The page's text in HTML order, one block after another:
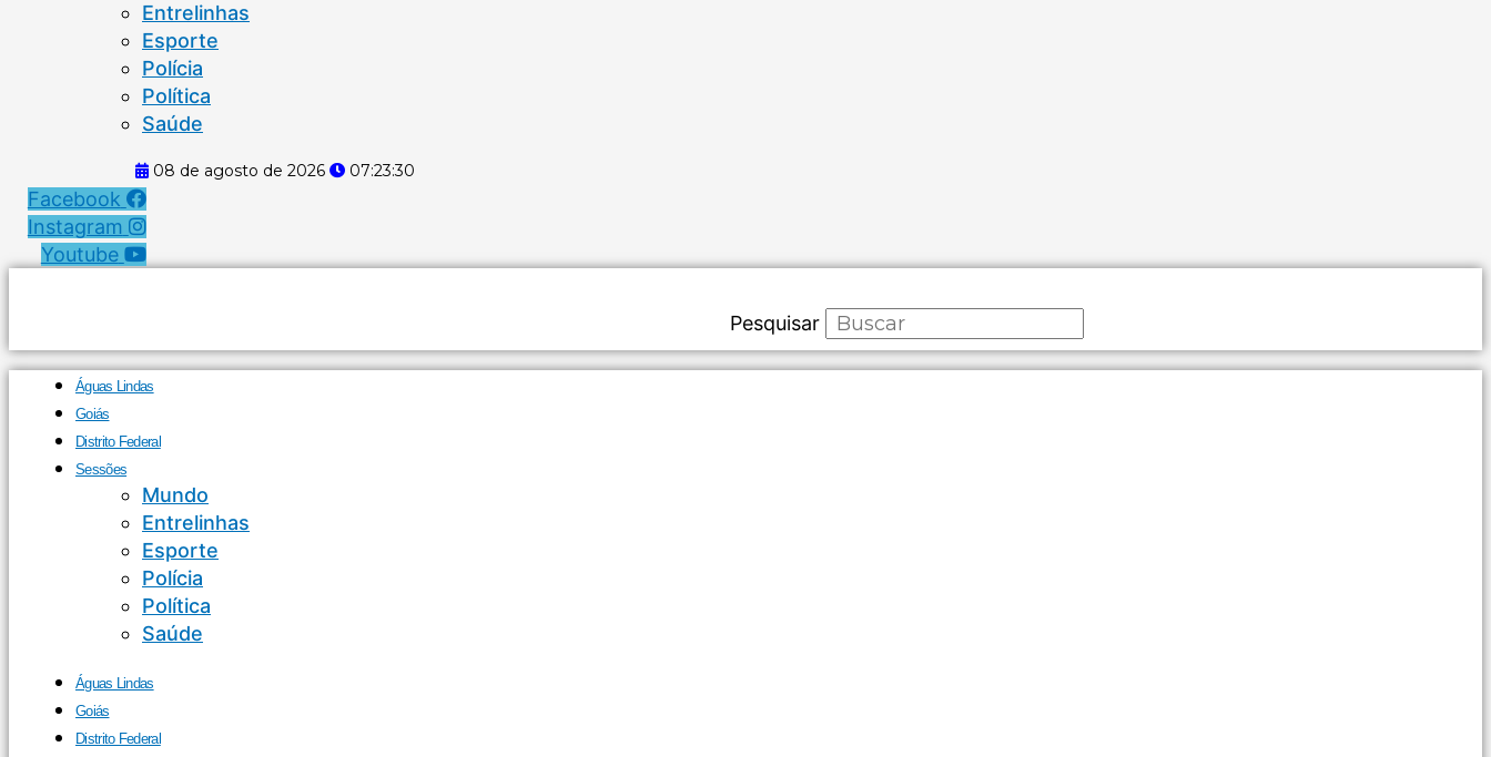
Entrelinhas
Esporte
Polícia
Política
Saúde
08 de agosto de 2026 07:23:31
Facebook
Instagram
Youtube
Pesquisar
Águas Lindas
Goiás
Distrito Federal
Sessões
Mundo
Entrelinhas
Esporte
Polícia
Política
Saúde
Águas Lindas
Goiás
Distrito Federal